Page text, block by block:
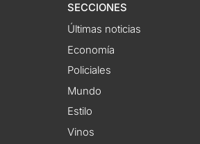
SECCIONES
Últimas noticias
Economía
Policiales
Mundo
Estilo
Vinos